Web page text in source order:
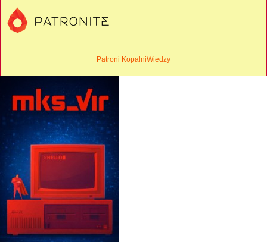
Patroni KopalniWiedzy